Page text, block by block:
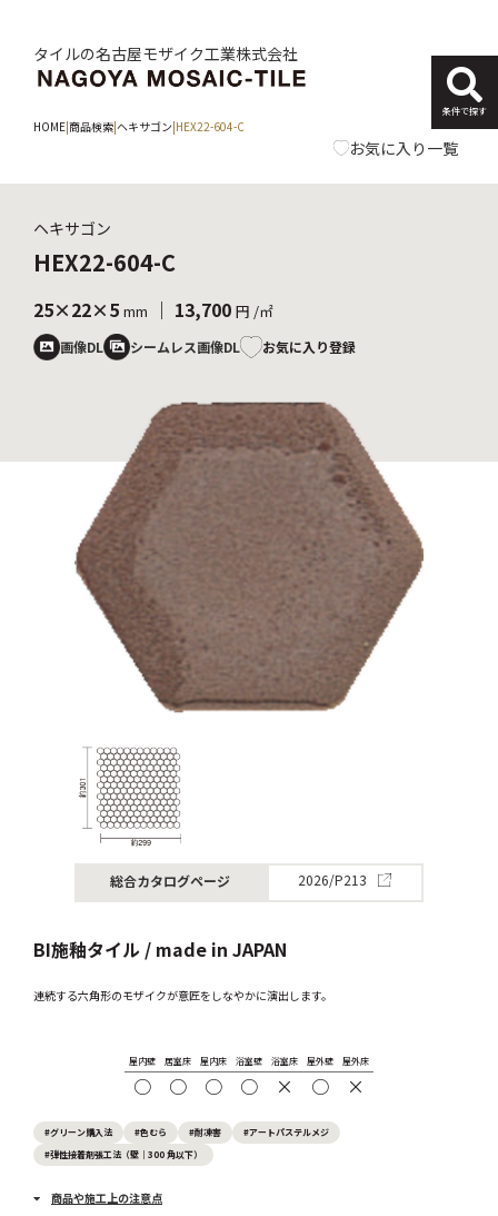
タイルの名古屋モザイク工業株式会社
HOME|商品検索|ヘキサゴン|HEX22-604-C
お気に入り一覧
ヘキサゴン
HEX22-604-C
25×22×5 mm ｜ 13,700 円 /㎡
画像DL シームレス画像DL お気に入り登録
総合カタログページ 2026/P213
BI施釉タイル / made in JAPAN
連続する六角形のモザイクが意匠をしなやかに演出します。
屋内壁
○
居室床
○
屋内床
○
浴室壁
○
浴室床
×
屋外壁
○
屋外床
×
#グリーン購入法 #色むら #耐凍害
#アートパステルメジ
#弾性接着剤張工法（壁｜300 角以下）
商品や施工上の注意点
条件で探す